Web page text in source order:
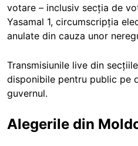
votare – inclusiv secția de
Yasamal 1, circumscripția
anulate din cauza unor
Transmisiunile live din
disponibile pentru public pe
guvernul.
Alegerile din